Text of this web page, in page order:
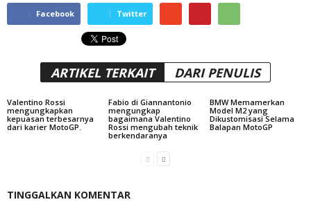
Facebook Twitter
ARTIKEL TERKAIT DARI PENULIS
Valentino Rossi
mengungkapkan
kepuasan terbesarnya
dari karier MotoGP.
Fabio di Giannantonio
mengungkap
bagaimana Valentino
Rossi mengubah teknik
berkendaranya
BMW Memamerkan
Model M2 yang
Dikustomisasi Selama
Balapan MotoGP
TINGGALKAN KOMENTAR